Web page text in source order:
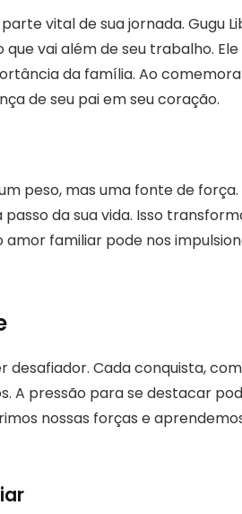
vital de sua jornada. Gugu
vai além de seu trabalho. Ele
da família. Ao
de seu pai em seu coração.
peso, mas uma fonte de
da sua vida. Isso
familiar pode nos
Cada conquista,
A pressão para se destacar
nossas forças e